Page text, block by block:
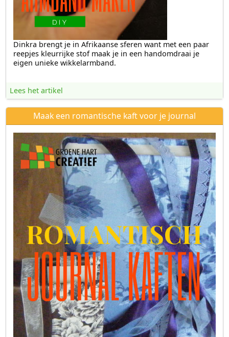
Dinkra brengt je in Afrikaanse sferen want met een paar
reepjes kleurrijke stof maak je in een handomdraai je
eigen unieke wikkelarmband.
Lees het artikel
Maak een romantische kaft voor je journal